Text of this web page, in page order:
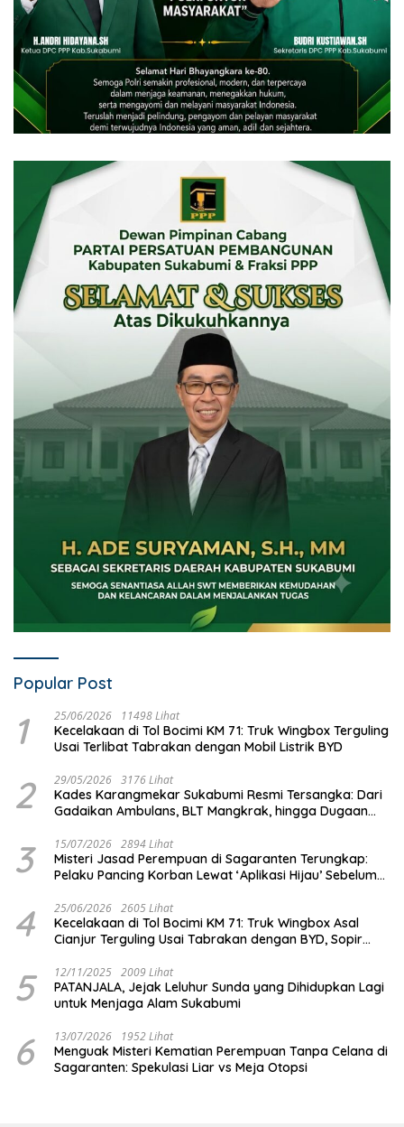
Popular Post
1 25/06/2026 11498 Lihat
Kecelakaan di Tol Bocimi KM 71: Truk Wingbox Terguling
Usai Terlibat Tabrakan dengan Mobil Listrik BYD
2 29/05/2026 3176 Lihat
Kades Karangmekar Sukabumi Resmi Tersangka: Dari
Gadaikan Ambulans, BLT Mangkrak, hingga Dugaan
3 15/07/2026 2894 Lihat
Misteri Jasad Perempuan di Sagaranten Terungkap:
Pelaku Pancing Korban Lewat ‘Aplikasi Hijau’ Sebelum
4 25/06/2026 2605 Lihat
Kecelakaan di Tol Bocimi KM 71: Truk Wingbox Asal
Cianjur Terguling Usai Tabrakan dengan BYD, Sopir
5 12/11/2025 2009 Lihat
PATANJALA, Jejak Leluhur Sunda yang Dihidupkan Lagi
untuk Menjaga Alam Sukabumi
6 13/07/2026 1952 Lihat
Menguak Misteri Kematian Perempuan Tanpa Celana di
Sagaranten: Spekulasi Liar vs Meja Otopsi